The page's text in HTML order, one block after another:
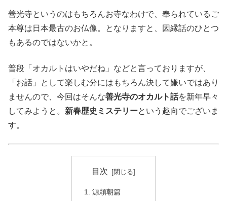
善光寺というのはもちろんお寺なわけで、奉られているご
本尊は日本最古のお仏像。となりますと、因縁話のひとつ
もあるのではないかと。
普段「オカルトはいやだね」などと言っておりますが、
「お話」として楽しむ分にはもちろん決して嫌いではあり
ませんので、今回はそんな善光寺のオカルト話を新年早々
してみようと。 新春歴史ミステリーという趣向でございま
す。
目次
源頼朝篇